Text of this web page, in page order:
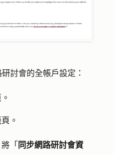
討會的全帳戶設定：
。
「 同步網路研討會資